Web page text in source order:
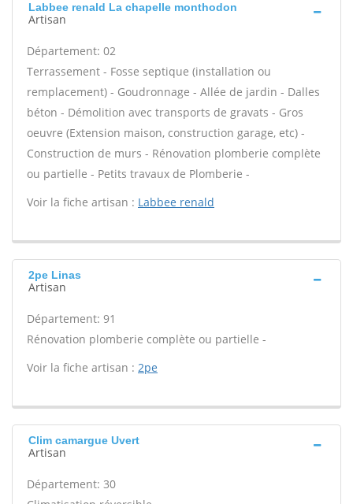
Labbee renald La chapelle monthodon
Artisan
Département: 02
Terrassement - Fosse septique (installation ou
remplacement) - Goudronnage - Allée de jardin - Dalles
béton - Démolition avec transports de gravats - Gros
oeuvre (Extension maison, construction garage, etc) -
Construction de murs - Rénovation plomberie complète
ou partielle - Petits travaux de Plomberie -
Voir la fiche artisan : Labbee renald
2pe Linas
Artisan
Département: 91
Rénovation plomberie complète ou partielle -
Voir la fiche artisan : 2pe
Clim camargue Uvert
Artisan
Département: 30